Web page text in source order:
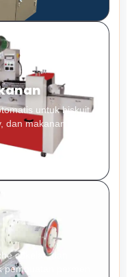
untuk biskuit,
dan makanan padat.
cokelat, dan
pembuatan permen